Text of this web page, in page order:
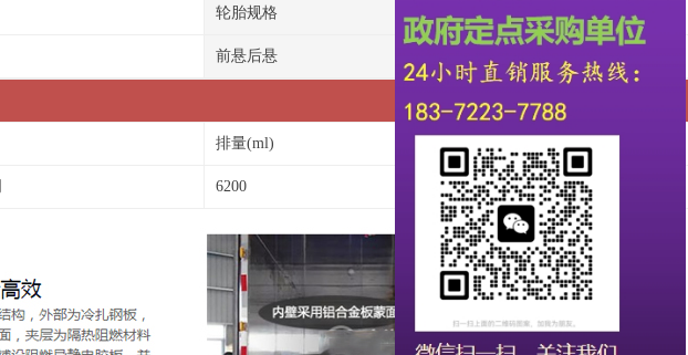
轮胎规格 295/80R22.5 18PR
前悬后悬
排量(ml)
6200 180